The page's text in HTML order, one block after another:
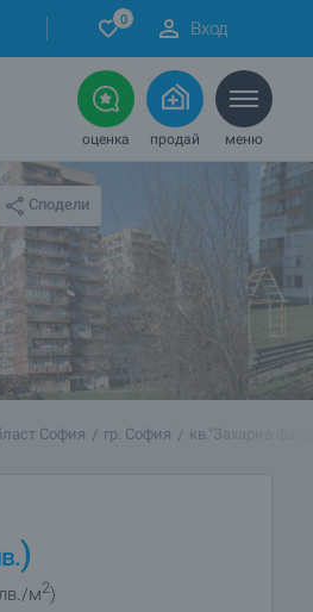
0 Вход
оценка продай меню
Сподели
София гр. София кв."Захарна
)
м2)